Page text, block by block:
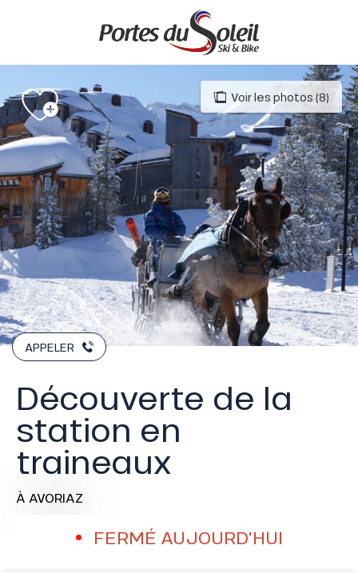
principal
Voir les photos (8)
APPELER
Découverte de la
station en
traineaux
À AVORIAZ
FERMÉ AUJOURD'HUI